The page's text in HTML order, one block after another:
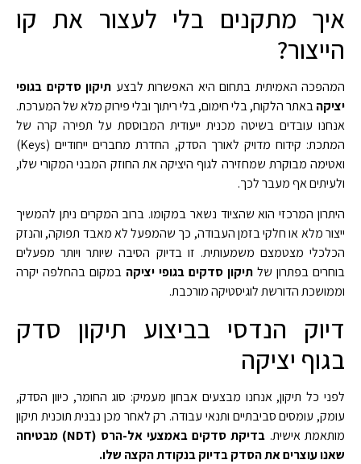
איך מתקנים בלי לעצור את קו
הייצור?
המהפכה האמיתית בתחום היא האפשרות לבצע תיקון סדקים בגופי
יציקהבאתר הלקוח, בלי חימום, בלי ריתוך ובלי פירוק מלא של המערכת.
אנחנו עובדים בשיטה מכנית ייעודית המבוססת על תפירה קרה של
המתכת: קידוח מדויק לאורך הסדק, החדרת מחברים ייחודיים (Keys)
ואטימה מבוקרת שמחזירה לגוף היציקה את החוזק המבני המקורי שלו,
ולעיתים אף מעבר לכך.
היתרון המרכזי הוא שהציוד נשאר במקומו. ברוב המקרים ניתן להמשיך
ייצור מלא או חלקי בזמן העבודה, כך שהמפעל לא מאבד תפוקה, והנזק
הכלכלי מצטמצם משמעותית. זו בדיוק הסיבה שיותר ויותר מפעלים
בוחרים בפתרון של תיקון סדקים בגופי יציקה במקום בהחלפה יקרה
וממושכת הדורשת לוגיסטיקה מורכבת.
דיוק הנדסי בביצוע תיקון סדק
בגוף יציקה
לפני כל תיקון, אנחנו מבצעים אבחון מעמיק: סוג החומר, כיוון הסדק,
עומק, עומסים סביבתיים ותנאי עבודה. רק לאחר מכן נבנית תוכנית תיקון
מותאמת אישית.
בדיקת סדקים באמצעי אל-הרס (NDT) מבטיחה
שאנו עוצרים את הסדק בדיוק בנקודת הקצה שלו.